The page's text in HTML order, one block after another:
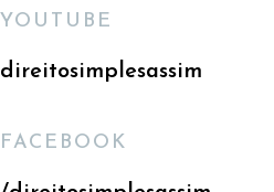
YOUTUBE
direitosimplesassim
FACEBOOK